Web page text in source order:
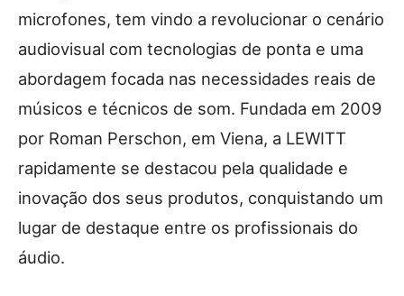
microfones, tem vindo a revolucionar o cenário
audiovisual com tecnologias de ponta e uma
abordagem focada nas necessidades reais de
músicos e técnicos de som. Fundada em 2009
por Roman Perschon, em Viena, a LEWITT
rapidamente se destacou pela qualidade e
inovação dos seus produtos, conquistando um
lugar de destaque entre os profissionais do
áudio.